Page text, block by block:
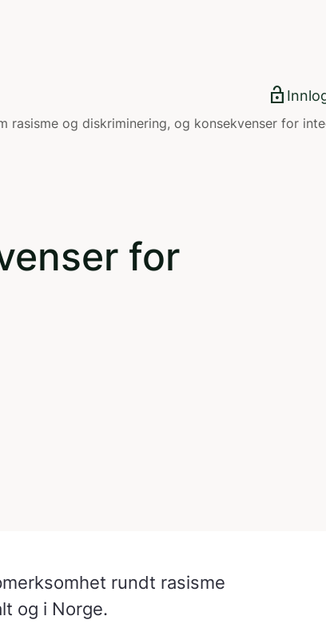
lock_open
rasisme og diskriminering, og konsekvenser for
for
rundt rasisme
og i Norge.